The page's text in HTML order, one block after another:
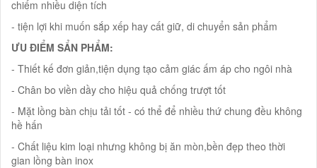
chiếm nhiều diện tích
- tiện lợi khi muốn sắp xếp hay cất giữ, di chuyển sản phẩm
ƯU ĐIỂM SẨN PHẨM:
- Thiết kế đơn giản,tiện dụng tạo cảm giác ấm áp cho ngôi nhà
- Chân bo viền dầy cho hiệu quả chống trượt tốt
- Mặt lồng bàn chịu tải tốt - có thể để nhiều thứ chung đều không
hề hấn
- Chất liệu kim loại nhưng không bị ăn mòn,bền đẹp theo thời
gian lồng bàn inox